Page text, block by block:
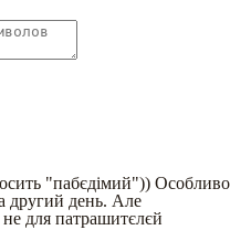
"пабєдімий")) Особливо
другий день. Але
для патрашитєлєй